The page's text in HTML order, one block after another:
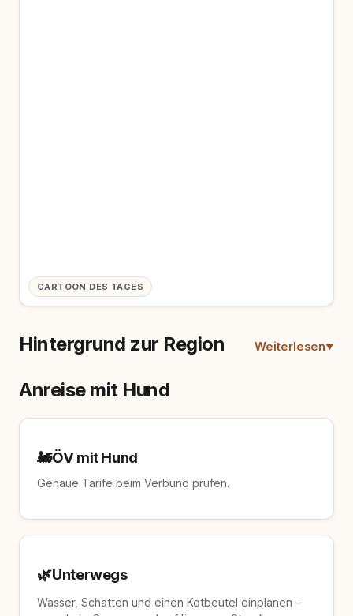
Hintergrund zur Region Weiterlesen
CARTOON DES TAGES
Anreise mit Hund
🚂ÖV mit Hund
Genaue Tarife beim Verbund prüfen.
🌿Unterwegs
Wasser, Schatten und einen Kotbeutel einplanen –